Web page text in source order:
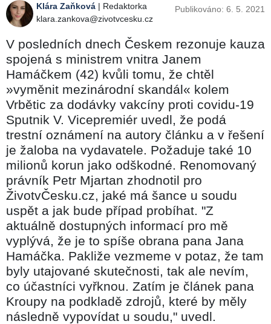
Klára Zaňková | Redaktorka
klara.zankova@zivotvcesku.cz
Publikováno: 6. 5. 2021
V posledních dnech Českem rezonuje kauza
spojená s ministrem vnitra Janem
Hamáčkem (42) kvůli tomu, že chtěl
»vyměnit mezinárodní skandál« kolem
Vrbětic za dodávky vakcíny proti covidu-19
Sputnik V. Vicepremiér uvedl, že podá
trestní oznámení na autory článku a v řešení
je žaloba na vydavatele. Požaduje také 10
milionů korun jako odškodné. Renomovaný
právník Petr Mjartan zhodnotil pro
ŽivotvČesku.cz, jaké má šance u soudu
uspět a jak bude případ probíhat. "Z
aktuálně dostupných informací pro mě
vyplývá, že je to spíše obrana pana Jana
Hamáčka. Pakliže vezmeme v potaz, že tam
byly utajované skutečnosti, tak ale nevím,
co účastníci vyřknou. Zatím je článek pana
Kroupy na podkladě zdrojů, které by měly
následně vypovídat u soudu," uvedl.